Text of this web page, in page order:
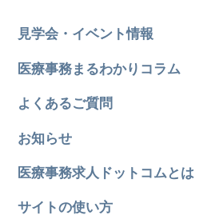
見学会・イベント情報
医療事務まるわかりコラム
よくあるご質問
お知らせ
医療事務求人ドットコムとは
サイトの使い方